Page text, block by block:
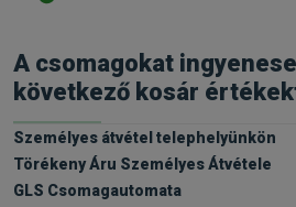
A csomagokat
következő kosár
Személyes átvétel telephelyünkön
Törékeny Áru Személyes Átvétele
GLS Csomagautomata